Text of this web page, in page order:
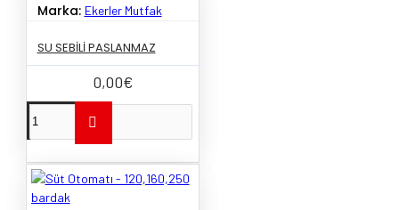
Marka: Ekerler Mutfak
SU SEBILI PASLANMAZ
0,00€